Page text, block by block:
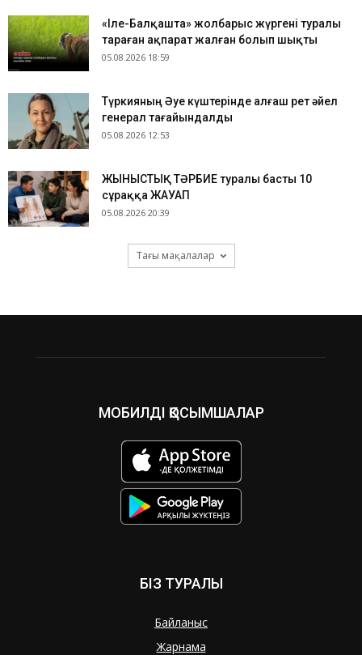
«Іле-Балқашта» жолбарыс жүргені туралы
тараған ақпарат жалған болып шықты
05.08.2026 18:59
Түркияның Әуе күштерінде алғаш рет әйел
генерал тағайындалды
05.08.2026 12:53
ЖЫНЫСТЫҚ ТӘРБИЕ туралы басты 10
сұраққа ЖАУАП
05.08.2026 20:39
Тағы мақалалар
МОБИЛДІ ҚОСЫМШАЛАР
БІЗ ТУРАЛЫ
Байланыс
Жарнама